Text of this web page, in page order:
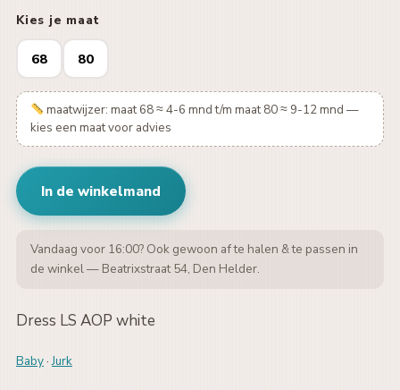
Kies je maat
68 80
maatwijzer: maat 68 ≈ 4-6 mnd t/m maat 80 ≈ 9-12 mnd —
kies een maat voor advies
In de winkelmand
Vandaag voor 16:00? Ook gewoon af te halen & te passen in
de winkel — Beatrixstraat 54, Den Helder.
Dress LS AOP white
Baby·Jurk